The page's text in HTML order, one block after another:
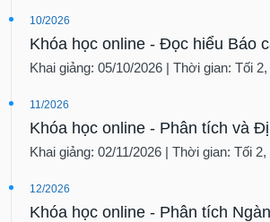
10/2026
Khóa học online - Đọc hiểu Báo
Khai giảng: 05/10/2026 | Thời gian: Tối 2,
11/2026
Khóa học online - Phân tích và
Khai giảng: 02/11/2026 | Thời gian: Tối 2,
12/2026
Khóa học online - Phân tích